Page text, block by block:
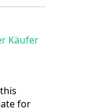
Käufer
for